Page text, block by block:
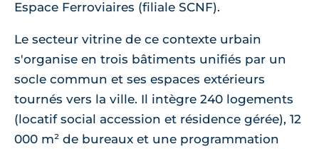
Espace Ferroviaires (filiale SCNF).
Le secteur vitrine de ce contexte urbain
s'organise en trois bâtiments unifiés par un
socle commun et ses espaces extérieurs
tournés vers la ville. Il intègre 240 logements
(locatif social accession et résidence gérée), 12
000 m² de bureaux et une programmation